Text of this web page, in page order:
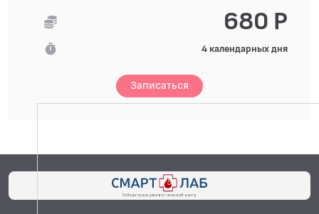
680 Р
4 календарных дня
Записаться